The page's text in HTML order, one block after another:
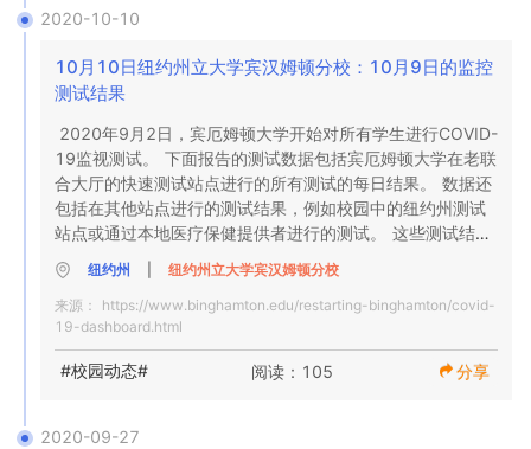
阳性
NA
阳性
20
全面测试
0
阳性
0％
阳性
布鲁姆县卫生署对检测结果进行了验证
0
全面测试
阳性
2020-10-10
10月10日纽约州立大学宾汉姆顿分校：10月9日的监控
测试结果
2020年9月2日，宾厄姆顿大学开始对所有学生进行COVID-
19监视测试。 下面报告的测试数据包括宾厄姆顿大学在老联
合大厅的快速测试站点进行的所有测试的每日结果。 数据还
包括在其他站点进行的测试结果，例如校园中的纽约州测试
站点或通过本地医疗保健提供者进行的测试。 这些测试结果
将在收到结果的当天添加到总数中。
10月9日晚上7:30更新
10月9日的监控测试结果
我们校园内监控COVID-19网站的每日结果，周一至周五进
纽约州
纽约州立大学宾汉姆顿分校
来源： https://www.binghamton.edu/restarting-binghamton/covid-
19-dashboard.html
#校园动态# 阅读：105 分享
2020-09-27